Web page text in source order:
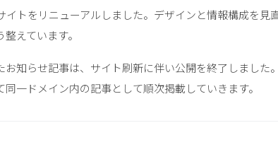
イトをリニューアルしました。デザインと情報構成を見
えています。
お知らせ記事は、サイト刷新に伴い公開を終了しました
一ドメイン内の記事として順次掲載していきます。